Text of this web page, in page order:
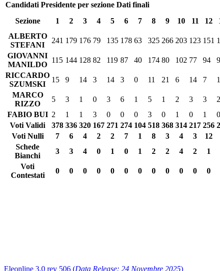
Candidati Presidente per sezione Dati finali
Sezione
1 2 3 4 5 6 7 8 9 10 11 12
ALBERTO
STEFANI
241 179 176 79 135 178 63 325 266 203 123 151
GIOVANNI
MANILDO
115 144 128 82 119 87 40 174 80 102 77 94
RICCARDO
SZUMSKI
15 9 14 3 14 3 0 11 21 6 14 7
MARCO
RIZZO
5 3 1 0 3 6 1 5 1 2 3 3
2
FABIO BUI 2 1 1 3 0 0 0 3 0 1 0 1
0
Voti Validi
378 336 320 167 271 274 104 518 368 314 217 256
Voti Nulli
7 6 4 2 2 7 1 8 3 4 3
12
Schede
Bianchi
3 3 4 0 1 0 1 2 2 4 2
1
Voti
Contestati
0 0 0 0 0 0 0 0 0 0 0 0
Eleonline 3.0 rev 506 (Data Release: 24 Novembre 2025)